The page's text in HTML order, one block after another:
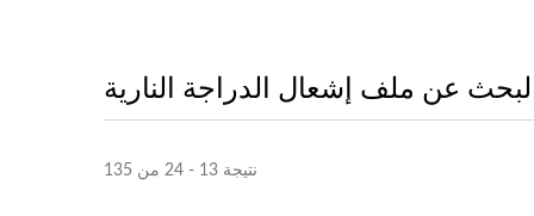
عن ملف إشعال الدراجة النارية
نتيجة 13 - 24 من 135